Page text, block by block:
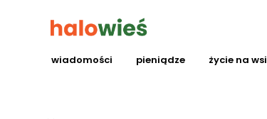
wiadomości pieniądze życie na wsi